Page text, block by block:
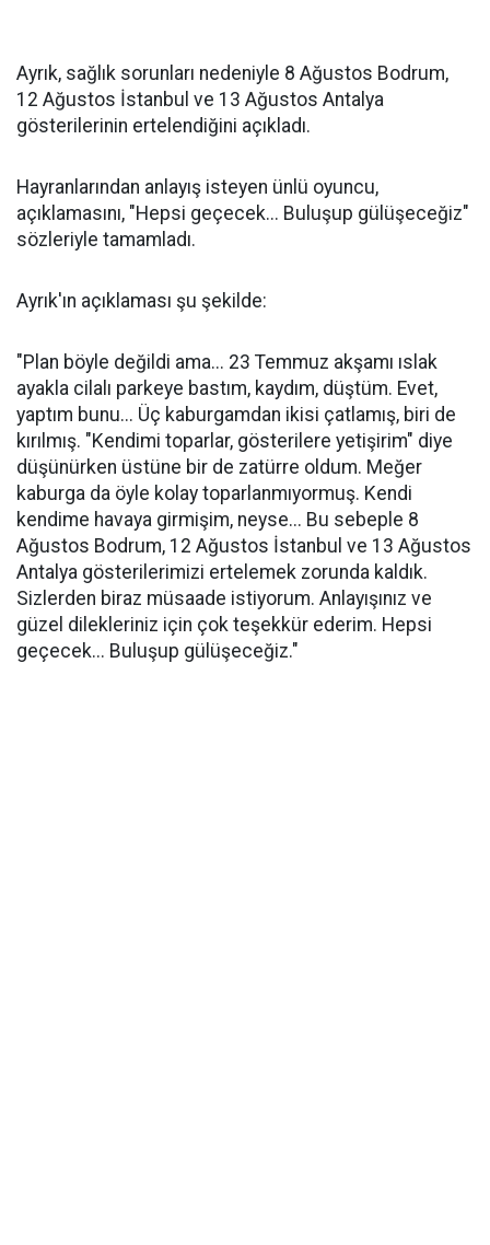
Ayrık, sağlık sorunları nedeniyle 8 Ağustos Bodrum,
12 Ağustos İstanbul ve 13 Ağustos Antalya
gösterilerinin ertelendiğini açıkladı.
Hayranlarından anlayış isteyen ünlü oyuncu,
açıklamasını, "Hepsi geçecek... Buluşup gülüşeceğiz"
sözleriyle tamamladı.
Ayrık'ın açıklaması şu şekilde:
"Plan böyle değildi ama... 23 Temmuz akşamı ıslak
ayakla cilalı parkeye bastım, kaydım, düştüm. Evet,
yaptım bunu... Üç kaburgamdan ikisi çatlamış, biri de
kırılmış. "Kendimi toparlar, gösterilere yetişirim" diye
düşünürken üstüne bir de zatürre oldum. Meğer
kaburga da öyle kolay toparlanmıyormuş. Kendi
kendime havaya girmişim, neyse... Bu sebeple 8
Ağustos Bodrum, 12 Ağustos İstanbul ve 13 Ağustos
Antalya gösterilerimizi ertelemek zorunda kaldık.
Sizlerden biraz müsaade istiyorum. Anlayışınız ve
güzel dilekleriniz için çok teşekkür ederim. Hepsi
geçecek... Buluşup gülüşeceğiz."